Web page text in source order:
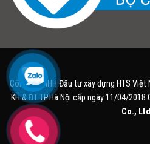
Công ty TNHH Đầu tư xây dựng HTS Việt
KH & ĐT TP.Hà Nội cấp ngày 11/04/
Co., Ltd